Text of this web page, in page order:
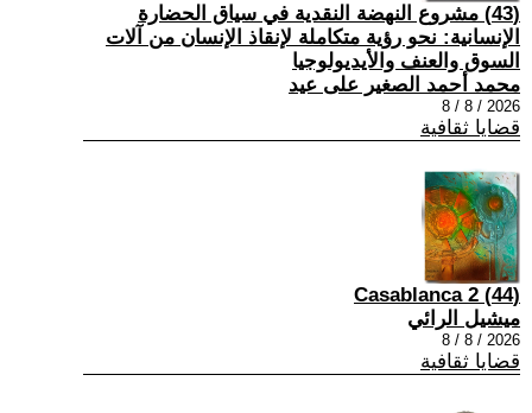
(43) مشروع النهضة النقدية في سياق الحضارة
الإنسانية: نحو رؤية متكاملة لإنقاذ الإنسان من آلات
السوق والعنف والأيديولوجيا
محمد أحمد الصغير على عيد
2026 / 8 / 8
قضايا ثقافية
(44) Casablanca 2
ميشيل الرائي
2026 / 8 / 8
قضايا ثقافية